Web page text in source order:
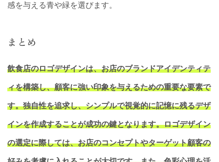
感を与える青や緑を選びます。
まとめ
飲食店のロゴデザインは、お店のブランドアイデンティテ
ィを構築し、顧客に強い印象を与えるための重要な要素で
す。独自性を追求し、シンプルで視覚的に記憶に残るデザ
インを作成することが成功の鍵となります。ロゴデザイン
の選定に際しては、お店のコンセプトやターゲット顧客の